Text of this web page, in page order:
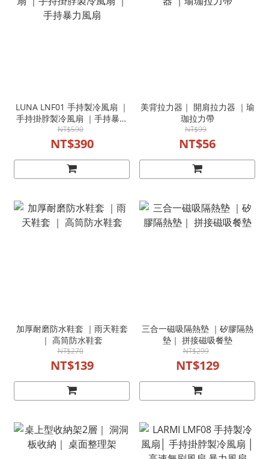
LUNA LNF01 手持製冷風扇 ｜
手持掛脖製冷風扇 ｜手持暴力
風扇
NT$590
NT$390
美背拉力器｜ 開肩拉力器 ｜瑜
珈拉力帶
NT$99
NT$56
加厚耐磨防水鞋套 ｜雨天鞋套
｜ 高筒防水鞋套
NT$270
NT$139
三合一磁吸隔熱墊 ｜矽膠隔熱
墊｜ 拼接磁吸餐墊
NT$299
NT$129